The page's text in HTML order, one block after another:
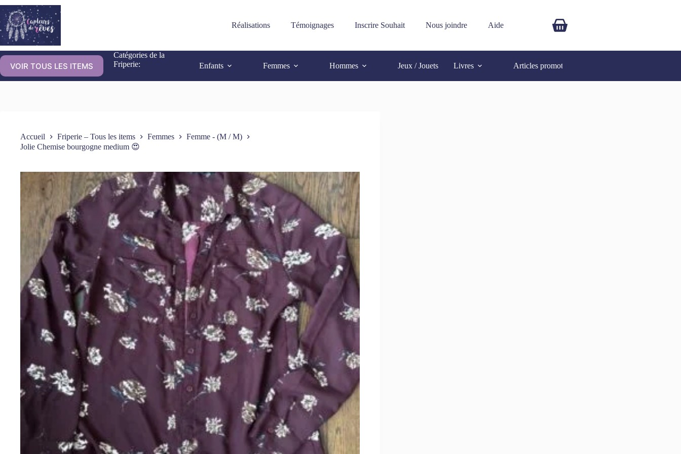
Réalisations Témoignages Inscrire Souhait Nous joindre Aide
VOIR TOUS LES ITEMS
Catégories de la
Friperie:
Enfants Femmes Hommes Jeux / Jouets Livres Articles promotionnels
Accueil Friperie – Tous les items Femmes
Femme - (M / M)
Jolie Chemise bourgogne medium 😍